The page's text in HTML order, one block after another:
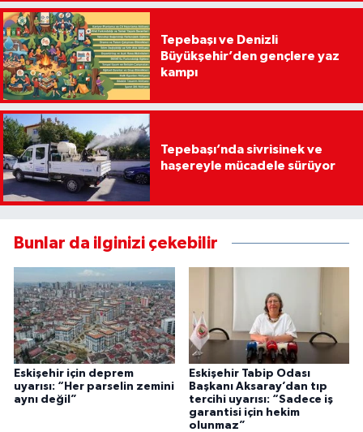
Tepebaşı ve Denizli
Büyükşehir’den gençlere yaz
kampı
Tepebaşı’nda sivrisinek ve
haşereyle mücadele sürüyor
Bunlar da ilginizi çekebilir
Eskişehir için deprem
uyarısı: “Her parselin zemini
aynı değil”
Eskişehir Tabip Odası
Başkanı Aksaray’dan tıp
tercihi uyarısı: “Sadece iş
garantisi için hekim
olunmaz”